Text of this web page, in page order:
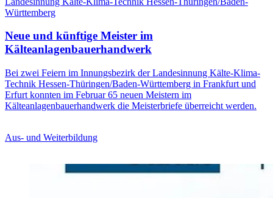
Württemberg
Neue und künftige Meister im
Kälteanlagenbauerhandwerk
Bei zwei Feiern im Innungsbezirk der Landesinnung Kälte-Klima-
Technik Hessen-Thüringen/Baden-Württemberg in Frankfurt und
Erfurt konnten im Februar 65 neuen Meistern im
Kälteanlagenbauerhandwerk die Meisterbriefe überreicht werden.
Aus- und Weiterbildung